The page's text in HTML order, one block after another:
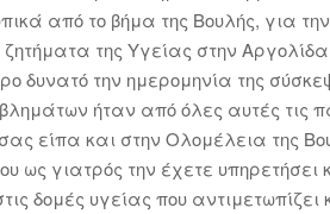
από το βήμα της Βουλής, για
της Υγείας στην
δυνατό την ημερομηνία της
ήταν από όλες αυτές τις
είπα και στην Ολομέλεια της
γιατρός την έχετε υπηρετήσει
δομές υγείας που αντιμετωπίζει